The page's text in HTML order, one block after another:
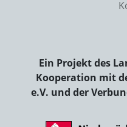
Ein Projekt des
Kooperation mit
e.V. und der